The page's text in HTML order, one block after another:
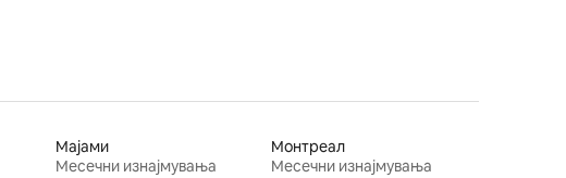
Мајами
Месечни изнајмувања
Монтреал
Месечни изнајмувања